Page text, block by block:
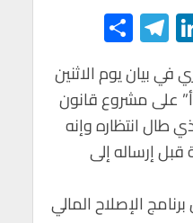
Li
n
ke
dI
n
Te
le
gr
a
m
h
ar
e
بيان يوم الاثنين
على مشروع قانون
طال انتظاره وإنه
إرساله إلى
الإصلاح المالي